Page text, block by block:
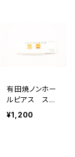
有田焼ノンホー
ルピアス スク
エア イエロー
×ゴールド
¥1,200